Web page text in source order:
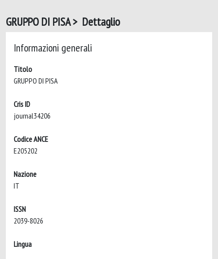
GRUPPO DI PISA > Dettaglio
Informazioni generali
Titolo
Cris ID
Codice ANCE
Nazione
ISSN
Lingua